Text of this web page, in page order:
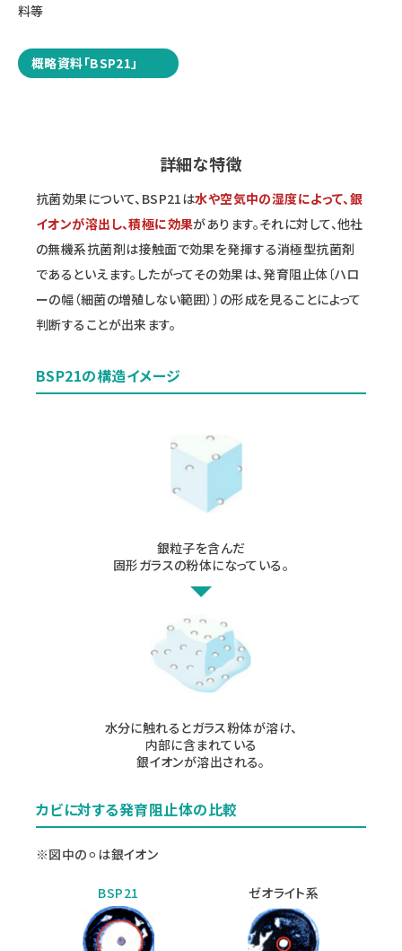
料等
概略資料「BSP21」
詳細な特徴
抗菌効果について、BSP21は水や空気中の湿度によって、銀
イオンが溶出し、積極に効果があります。それに対して、他社
の無機系抗菌剤は接触面で効果を発揮する消極型抗菌剤
であるといえます。したがってその効果は、発育阻止体〔ハロ
ーの幅（細菌の増殖しない範囲）〕の形成を見ることによって
判断することが出来ます。
BSP21の構造イメージ
銀粒子を含んだ
固形ガラスの粉体になっている。
水分に触れるとガラス粉体が溶け、
内部に含まれている
銀イオンが溶出される。
カビに対する発育阻止体の比較
※図中の⚪︎は銀イオン
BSP21 ゼオライト系